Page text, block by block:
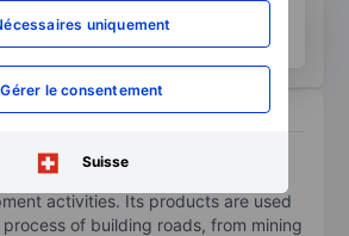
uniquement
Gérer le consentement
Suisse
Industries Inc.
designs and manufactures
used in road construction
activities. Its products are used
of building roads, from mining